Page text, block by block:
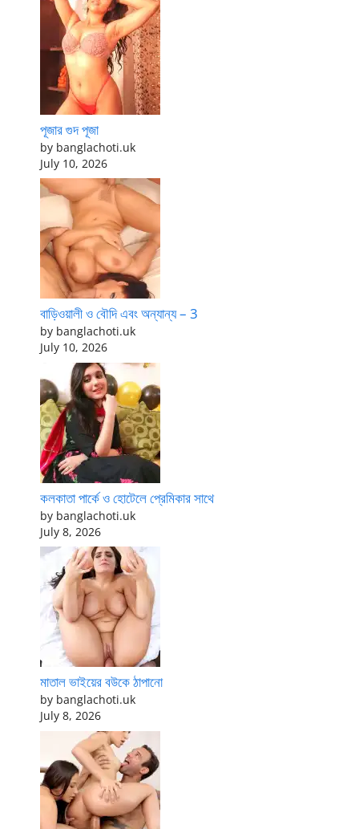
পূজার গুদ পূজা
by banglachoti.uk
July 10, 2026
বাড়িওয়ালী ও বৌদি এবং অন্যান্য – 3
by banglachoti.uk
July 10, 2026
কলকাতা পার্কে ও হোটেলে প্রেমিকার সাথে
by banglachoti.uk
July 8, 2026
মাতাল ভাইয়ের বউকে ঠাপানো
by banglachoti.uk
July 8, 2026